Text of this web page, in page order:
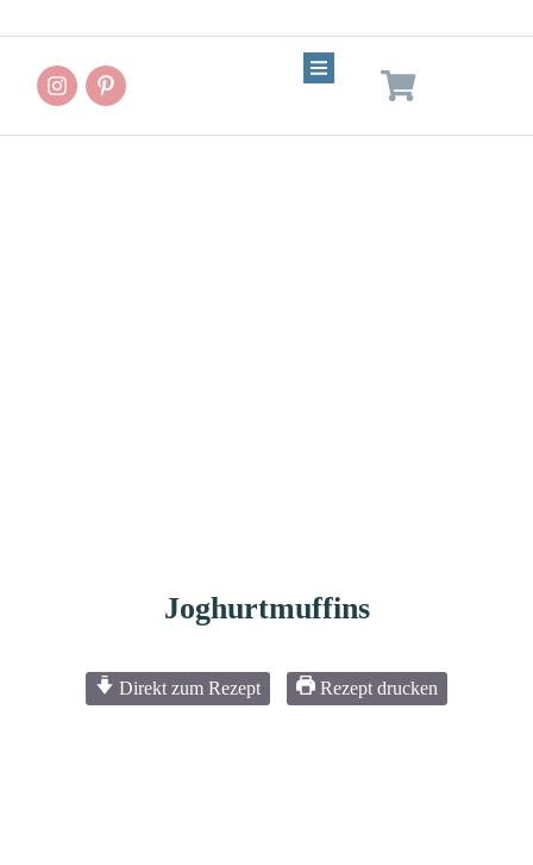
Joghurtmuffins
Direkt zum Rezept Rezept drucken